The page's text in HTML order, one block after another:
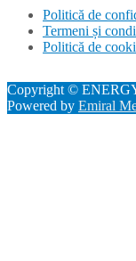
Politică de
Termeni și
Politică de
Copyright ©
Powered by Emiral